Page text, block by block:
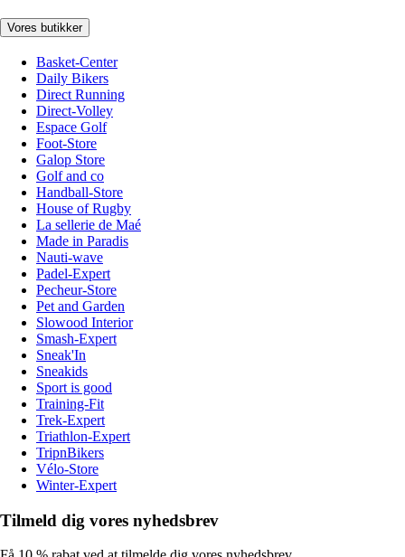
Vores butikker
Basket-Center
Daily Bikers
Direct Running
Direct-Volley
Espace Golf
Foot-Store
Galop Store
Golf and co
Handball-Store
House of Rugby
La sellerie de Maé
Made in Paradis
Nauti-wave
Padel-Expert
Pecheur-Store
Pet and Garden
Slowood Interior
Smash-Expert
Sneak'In
Sneakids
Sport is good
Training-Fit
Trek-Expert
Triathlon-Expert
TripnBikers
Vélo-Store
Winter-Expert
Tilmeld dig vores nyhedsbrev